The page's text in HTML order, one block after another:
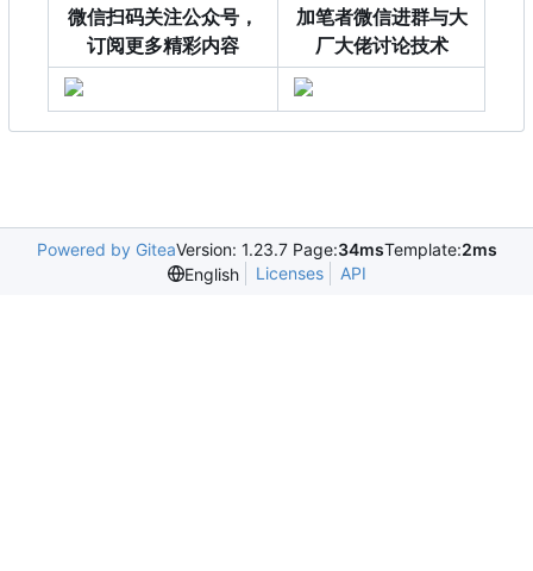
微信扫码关注公众号，
订阅更多精彩内容
加笔者微信进群与大
厂大佬讨论技术
Powered by GiteaVersion: 1.23.7 Page:34msTemplate:2ms
English
Licenses API